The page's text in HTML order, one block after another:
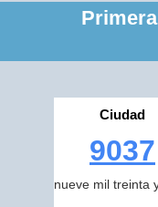
Ciudad
9037
nueve mil treinta